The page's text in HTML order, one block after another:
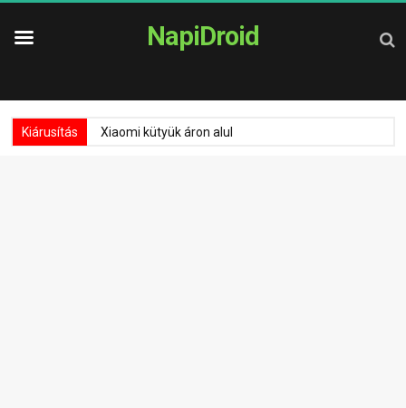
NapiDroid
Kiárusítás Xiaomi kütyük áron alul